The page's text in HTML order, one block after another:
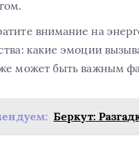
внимание на
какие эмоции
может быть важным
Беркут: